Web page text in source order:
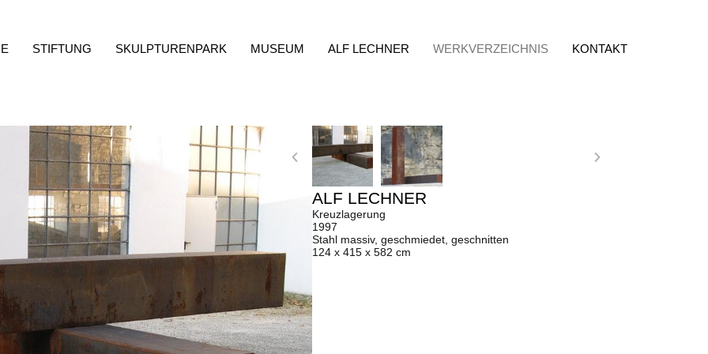
STIFTUNG SKULPTURENPARK MUSEUM ALF LECHNER WERKVERZEICHNIS KONTAKT
ALF LECHNER
Kreuzlagerung
1997
Stahl massiv, geschmiedet, geschnitten
124 x 415 x 582 cm